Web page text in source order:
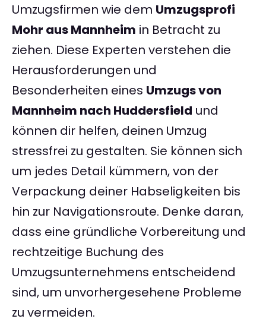
Umzugsfirmen wie dem Umzugsprofi
Mohr aus Mannheim in Betracht zu
ziehen. Diese Experten verstehen die
Herausforderungen und
Besonderheiten eines Umzugs von
Mannheim nach Huddersfield und
können dir helfen, deinen Umzug
stressfrei zu gestalten. Sie können sich
um jedes Detail kümmern, von der
Verpackung deiner Habseligkeiten bis
hin zur Navigationsroute. Denke daran,
dass eine gründliche Vorbereitung und
rechtzeitige Buchung des
Umzugsunternehmens entscheidend
sind, um unvorhergesehene Probleme
zu vermeiden.